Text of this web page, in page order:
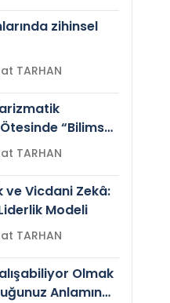
zihinsel
Prof.Dr. Nevzat TARHAN
“Bilimsel
Prof.Dr. Nevzat TARHAN
ve Vicdani Zekâ:
Modeli
Prof.Dr. Nevzat TARHAN
Olmak
Anlamına